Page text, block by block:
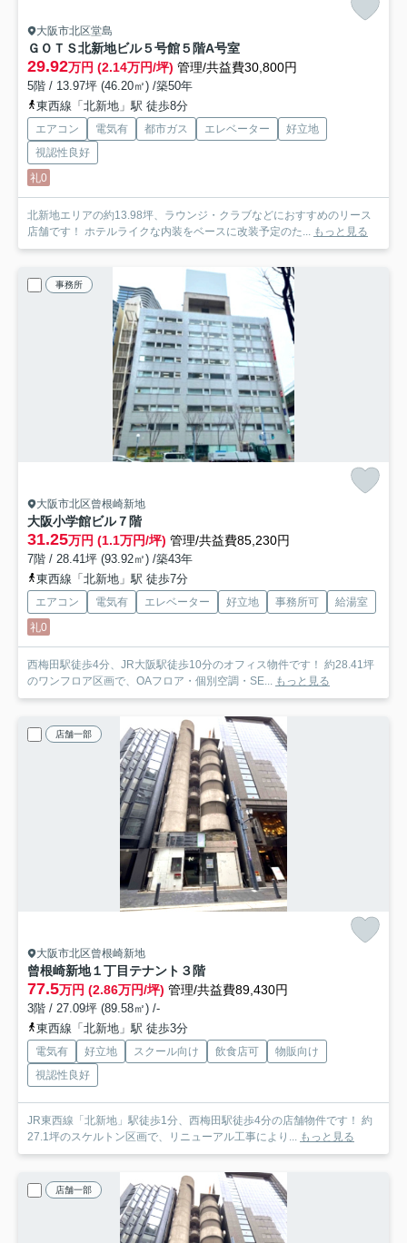
大阪市北区堂島
ＧＯＴＳ北新地ビル５号館５階A号室
29.92万円 (2.14万円/坪) 管理/共益費30,800円
5階 / 13.97坪 (46.20㎡) /築50年
東西線「北新地」駅 徒歩8分
エアコン 電気有 都市ガス エレベーター
好立地
視認性良好
礼0
北新地エリアの約13.98坪、ラウンジ・クラブなどにおすすめのリース
店舗です！ ホテルライクな内装をベースに改装予定のた... もっと見る
事務所
大阪市北区曾根崎新地
大阪小学館ビル７階
31.25万円 (1.1万円/坪) 管理/共益費85,230円
7階 / 28.41坪 (93.92㎡) /築43年
東西線「北新地」駅 徒歩7分
エアコン 電気有 エレベーター 好立地 事務所可
給湯室
礼0
西梅田駅徒歩4分、JR大阪駅徒歩10分のオフィス物件です！ 約28.41坪
のワンフロア区画で、OAフロア・個別空調・SE... もっと見る
店舗一部
大阪市北区曾根崎新地
曾根崎新地１丁目テナント ３階
77.5万円 (2.86万円/坪) 管理/共益費89,430円
3階 / 27.09坪 (89.58㎡) /-
東西線「北新地」駅 徒歩3分
電気有 好立地 スクール向け 飲食店可
物販向け
視認性良好
JR東西線「北新地」駅徒歩1分、西梅田駅徒歩4分の店舗物件です！ 約
27.1坪のスケルトン区画で、リニューアル工事により... もっと見る
店舗一部